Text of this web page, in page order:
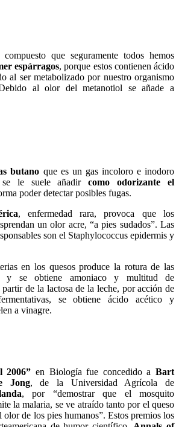
que seguramente todos hemos
espárragos, porque estos contienen ácido
al ser metabolizado por nuestro organismo
al olor del metanotiol se añade a
butano que es un gas incoloro e inodoro
se le suele añadircomo odorizante el
poder detectar posibles fugas.
, enfermedad rara, provoca que los
un olor acre, “a pies sudados”. Las
son el Staphylococcus epidermis y
en los quesos produce la rotura de las
y se obtiene amoniaco y multitud de
de la lactosa de la leche, por acción de
se obtiene ácido acético y
a vinagre.
2006” en Biología fue concedido aBart
Jong, de la Universidad Agrícola de
, por “demostrar que el mosquito
la malaria, se ve atraído tanto por el queso
de los pies humanos”. Estos premios los